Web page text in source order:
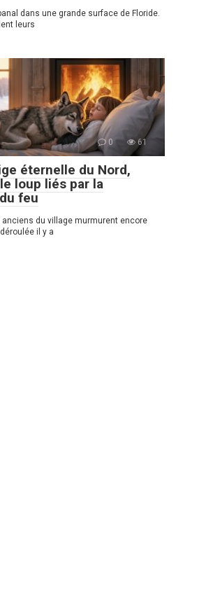
dans une grande surface de Floride.
leurs
0 61
éternelle du Nord,
loup liés par la
feu
anciens du village murmurent encore
il y a